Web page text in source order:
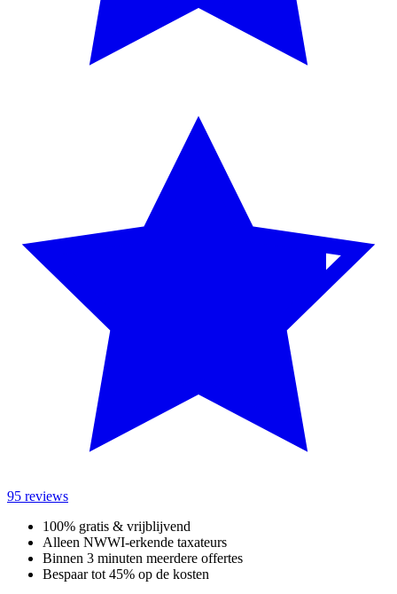
95 reviews
100% gratis & vrijblijvend
Alleen NWWI-erkende taxateurs
Binnen 3 minuten meerdere offertes
Bespaar tot 45% op de kosten